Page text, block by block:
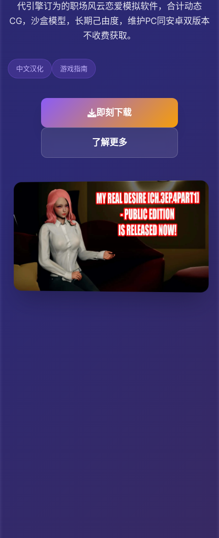
代引擎订为的职场风云恋爱模拟软件，合计动态
CG，沙盒模型，长期己由度，维护PC同安卓双版本
不收费获取。
中文汉化 游戏指南
即刻下载
了解更多